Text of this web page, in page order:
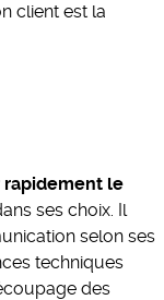
client est la
rapidement le
ses choix. Il
selon ses
techniques
des